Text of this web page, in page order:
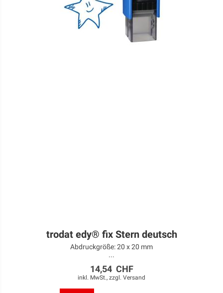
trodat edy® fix Stern deutsch
Abdruckgröße: 20 x 20 mm
...
14,54 CHF
inkl. MwSt., zzgl. Versand